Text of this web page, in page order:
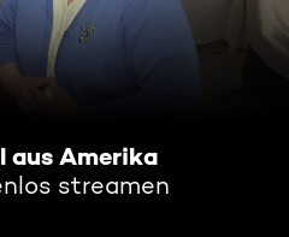
aus Amerika
streamen